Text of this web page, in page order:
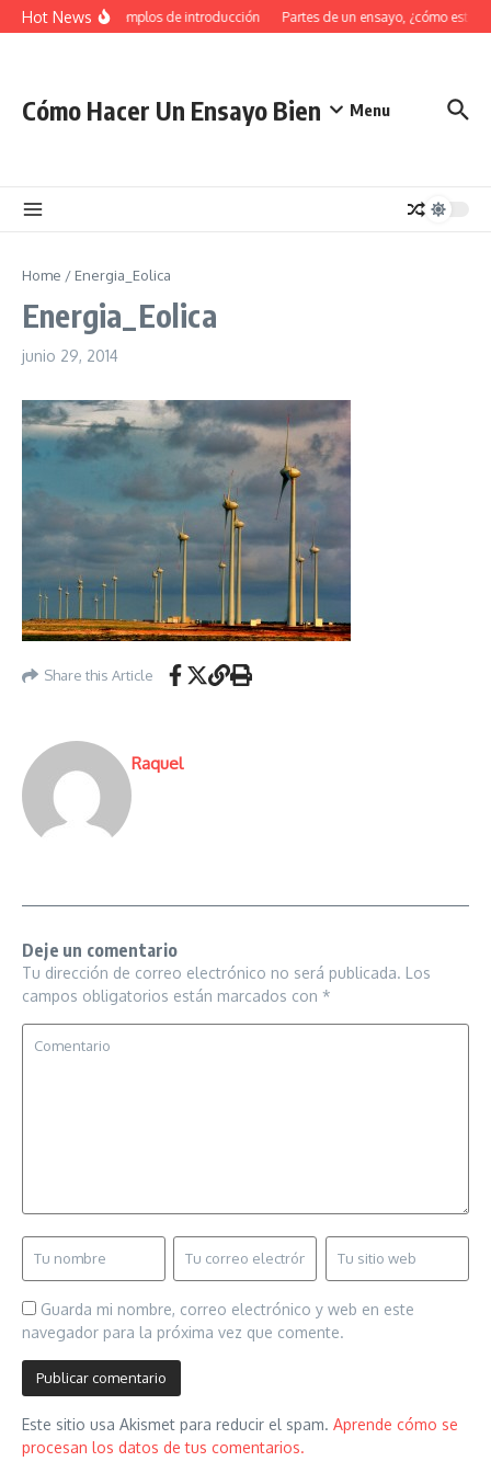
Saltar al contenido
Hot News34 Ejemplos de introducción Partes de un ensayo, ¿cómo
Cómo Hacer Un Ensayo Bien Menu
Home / Energia_Eolica
Energia_Eolica
junio 29, 2014
Share this Article
Raquel
Deje un comentario
Tu dirección de correo electrónico no será publicada. Los
campos obligatorios están marcados con *
Guarda mi nombre, correo electrónico y web en este
navegador para la próxima vez que comente.
Este sitio usa Akismet para reducir el spam. Aprende cómo se
procesan los datos de tus comentarios.